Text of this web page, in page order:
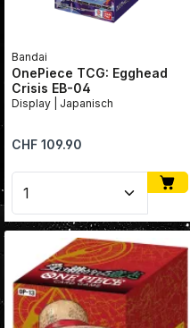
Bandai
OnePiece TCG: Egghead
Crisis EB-04
Display | Japanisch
Regulärer Preis:
CHF 109.90
Produkt Anzahl: Gib